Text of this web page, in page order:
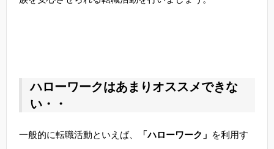
ハローワークはあまりオススメできな
い・・
一般的に転職活動といえば、 「ハローワーク」 を利用す